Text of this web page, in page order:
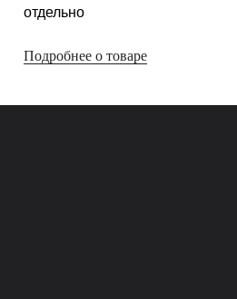
отдельно
Подробнее о товаре